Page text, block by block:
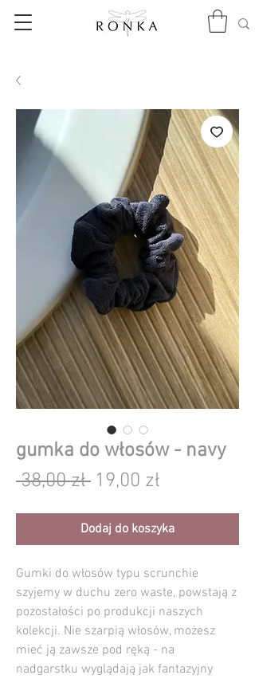
gumka do włosów - navy
38,00 zł Regularna
19,00 zł
Dodaj do koszyka
Gumki do włosów typu scrunchie
szyjemy w duchu zero waste, powstają z
pozostałości po produkcji naszych
kolekcji. Nie szarpią włosów, możesz
mieć ją zawsze pod ręką - na
nadgarstku wyglądają jak fantazyjny